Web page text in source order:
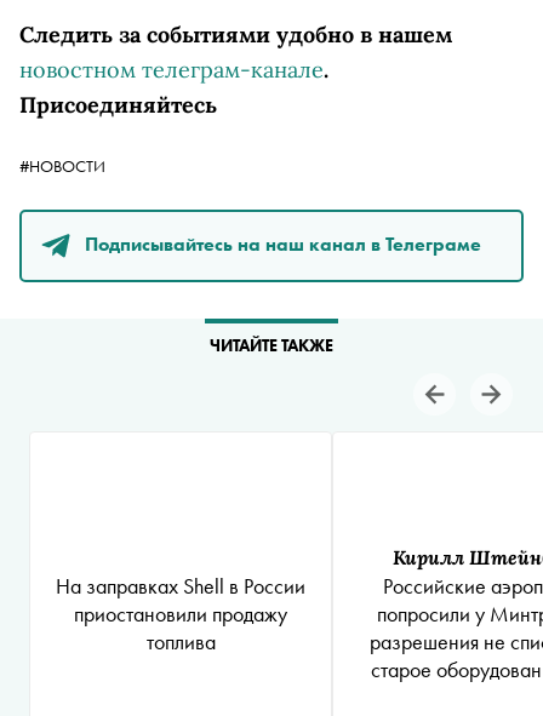
Следить за событиями удобно в нашем
новостном телеграм-канале.
Присоединяйтесь
#НОВОСТИ
Подписывайтесь на наш канал в Телеграме
ЧИТАЙТЕ ТАКЖЕ
На заправках Shell в России
приостановили продажу
топлива
Кирилл
Российские
попросили у
разрешения не
старое